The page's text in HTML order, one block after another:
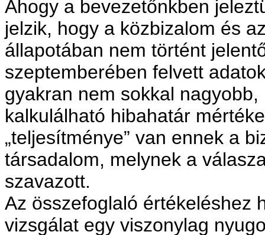
Ahogy a bevezetőnkben
jelzik, hogy a közbizalom és
állapotában nem történt
szeptemberében felvett
gyakran nem sokkal
kalkulálható hibahatár
„teljesítménye” van ennek a
társadalom, melynek a
szavazott.
Az összefoglaló értékeléshez
vizsgálat egy viszonylag